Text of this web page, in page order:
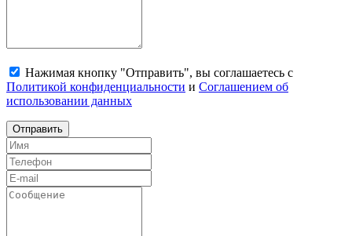
Нажимая кнопку "Отправить", вы соглашаетесь с
Политикой конфиденциальности и Соглашением об
использовании данных
Отправить